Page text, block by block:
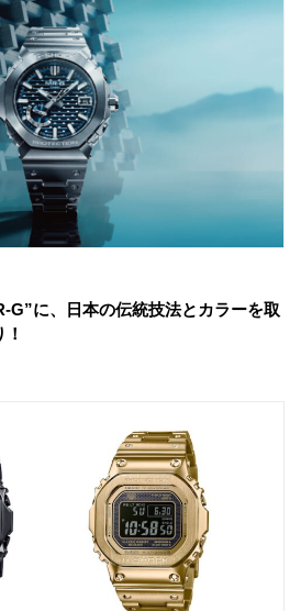
G”に、日本の伝統技法とカラーを取